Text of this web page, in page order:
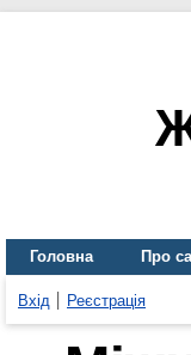
Головна Про
Вхід Реєстрація